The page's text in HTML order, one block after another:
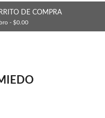
DE COMPRA
- $0.00